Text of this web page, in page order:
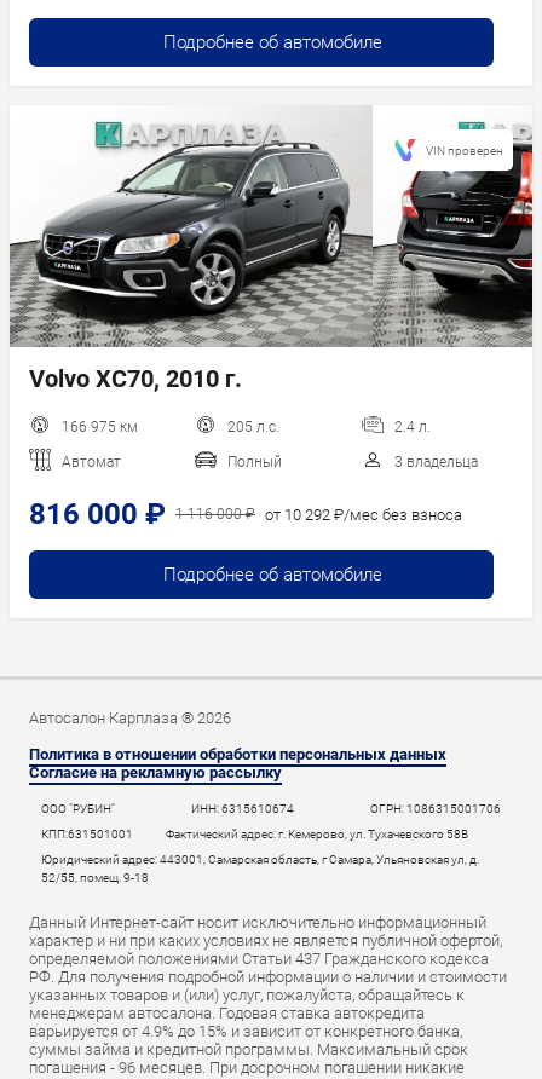
Подробнее об автомобиле
Volvo XC70, 2010 г.
166 975 км 205 л.с. 2.4 л.
Автомат Полный 3 владельца
816 000 ₽ 1 116 000 ₽ от 10 292 ₽/мес без взноса
Подробнее об автомобиле
VIN проверен
Автосалон Карплаза ® 2026
Политика в отношении обработки персональных данных
Согласие на рекламную рассылку
ООО "РУБИН" ИНН: 6315610674
ОГРН: 1086315001706
КПП:631501001
Фактический адрес: г. Кемерово, ул. Тухачевского 58В
Юридический адрес: 443001, Самарская область, г Самара, Ульяновская ул, д.
52/55, помещ. 9-18
Данный Интернет-сайт носит исключительно информационный
характер и ни при каких условиях не является публичной офертой,
определяемой положениями Статьи 437 Гражданского кодекса
РФ. Для получения подробной информации о наличии и стоимости
указанных товаров и (или) услуг, пожалуйста, обращайтесь к
менеджерам автосалона. Годовая ставка автокредита
варьируется от 4.9% до 15% и зависит от конкретного банка,
суммы займа и кредитной программы. Максимальный срок
погашения - 96 месяцев. При досрочном погашении никакие